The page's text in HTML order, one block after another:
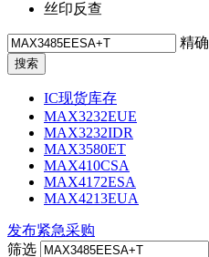
丝印反查
精确
IC现货库存
MAX3232EUE
MAX3232IDR
MAX3580ET
MAX410CSA
MAX4172ESA
MAX4213EUA
发布紧急采购
筛选